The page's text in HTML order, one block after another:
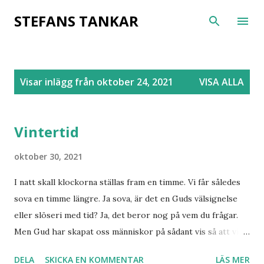
Fortsätt till huvudinnehåll
STEFANS TANKAR
Visar inlägg från oktober 24, 2021 VISA ALLA
Vintertid
oktober 30, 2021
I natt skall klockorna ställas fram en timme. Vi får således
sova en timme längre. Ja sova, är det en Guds välsignelse
eller slöseri med tid? Ja, det beror nog på vem du frågar.
Men Gud har skapat oss människor på sådant vis så att vi
DELA SKICKA EN KOMMENTAR LÄS MER